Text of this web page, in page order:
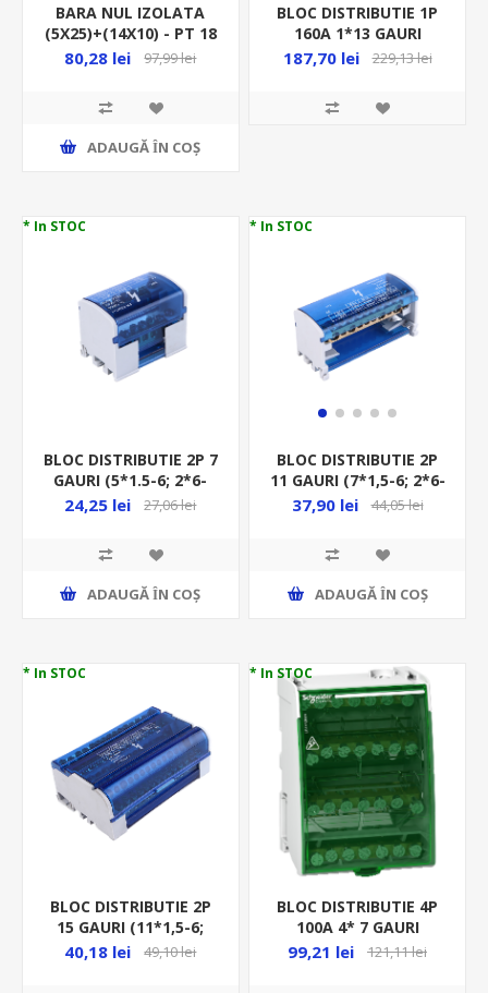
BARA NUL IZOLATA
(5X25)+(14X10) - PT 18
MOD GW 40404
80,28 lei 97,99 lei
ADAUGĂ ȊN COŞ
BLOC DISTRIBUTIE 1P
160A 1*13 GAURI
(2*12+3*7.5+8*5.8)MM
187,70 lei 229,13 lei
* In STOC
BLOC DISTRIBUTIE 2P 7
GAURI (5*1.5-6; 2*6-
16)MM OR-LZ-8201/7
24,25 lei 27,06 lei
ADAUGĂ ȊN COŞ
* In STOC
BLOC DISTRIBUTIE 2P
11 GAURI (7*1,5-6; 2*6-
16; 2*10-16)MM OR-LZ-
37,90 lei 44,05 lei
ADAUGĂ ȊN COŞ
* In STOC
BLOC DISTRIBUTIE 2P
15 GAURI (11*1,5-6;
2*6-16; 2*10-16)MM
40,18 lei 49,10 lei
* In STOC
BLOC DISTRIBUTIE 4P
100A 4* 7 GAURI
(2*7.5+5*5.5)MM
99,21 lei 121,11 lei